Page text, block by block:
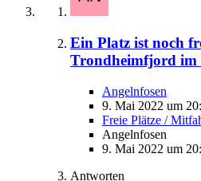
Ein Platz ist noch
Trondheimfjord im
Angelnfosen
9. Mai 2022 um
Freie Plätze /
Angelnfosen
9. Mai 2022 um
Antworten